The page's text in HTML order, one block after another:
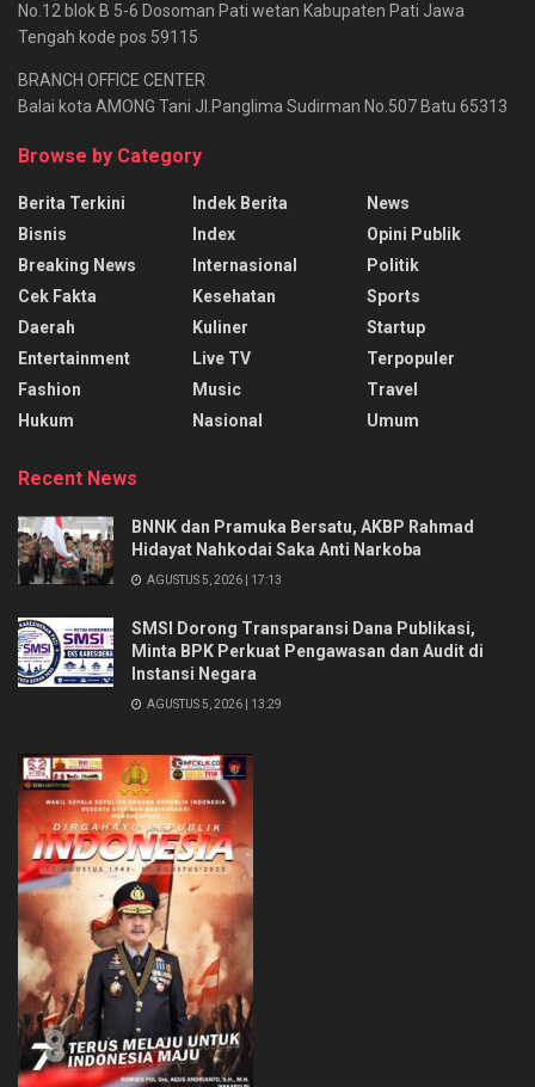
No.12 blok B 5-6 Dosoman Pati wetan Kabupaten Pati Jawa
Tengah kode pos 59115
BRANCH OFFICE CENTER
Balai kota AMONG Tani Jl.Panglima Sudirman No.507 Batu 65313
Browse by Category
Berita Terkini
Bisnis
Breaking News
Cek Fakta
Daerah
Entertainment
Fashion
Hukum
Indek Berita
Index
Internasional
Kesehatan
Kuliner
Live TV
Music
Nasional
News
Opini Publik
Politik
Sports
Startup
Terpopuler
Travel
Umum
Recent News
BNNK dan Pramuka Bersatu, AKBP Rahmad
Hidayat Nahkodai Saka Anti Narkoba
AGUSTUS 5, 2026 | 17:13
SMSI Dorong Transparansi Dana Publikasi,
Minta BPK Perkuat Pengawasan dan Audit di
Instansi Negara
AGUSTUS 5, 2026 | 13:29